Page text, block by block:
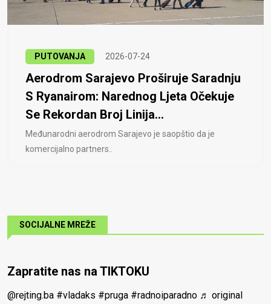
PUTOVANJA 2026-07-24
Aerodrom Sarajevo Proširuje Saradnju
S Ryanairom: Narednog Ljeta Očekuje
Se Rekordan Broj Linija...
Međunarodni aerodrom Sarajevo je saopštio da je
komercijalno partners..
SOCIJALNE MREŽE
Zapratite nas na TIKTOKU
@rejting.ba #vladaks #pruga #radnoiparadno ♬ original